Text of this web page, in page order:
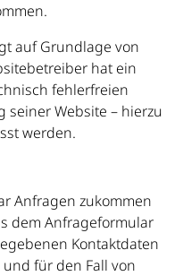
auf Grundlage von
hat ein
fehlerfreien
Website – hierzu
werden.
Anfragen zukommen
dem Anfrageformular
Kontaktdaten
für den Fall von